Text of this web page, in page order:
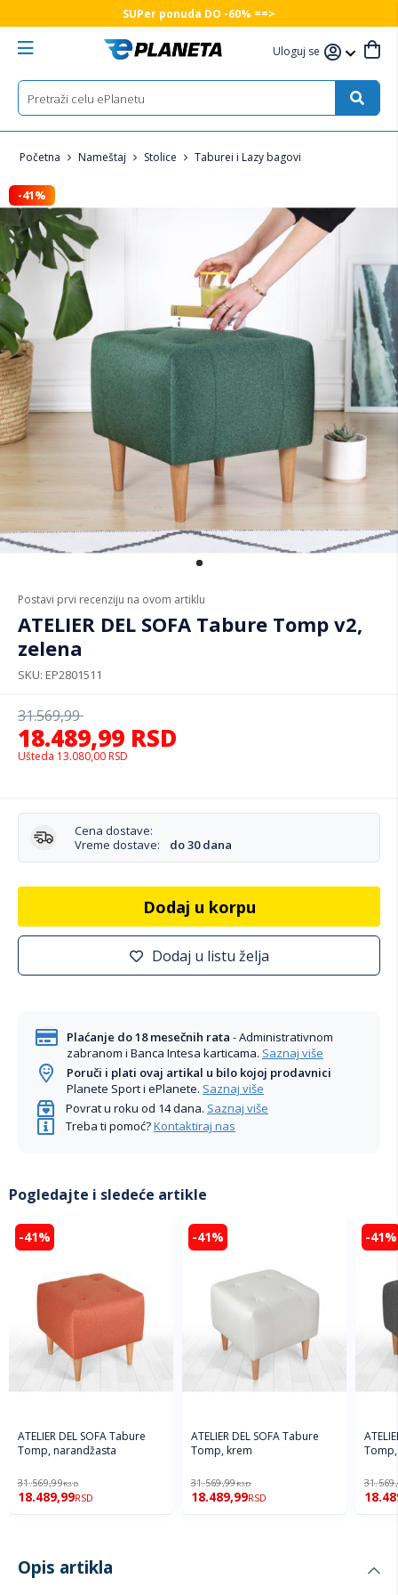
SUPer ponuda DO -60% ==>
Uloguj se
Početna Nameštaj Stolice Taburei i Lazy bagovi
Postavi prvi recenziju na ovom artiklu
ATELIER DEL SOFA Tabure Tomp v2,
zelena
SKU EP2801511
18.489,99 RSD
31.569,99
Ušteda 13.080,00 RSD
Cena dostave:
Vreme dostave:
do 30 dana
Dodaj u korpu
Dodaj u listu želja
Plaćanje do 18 mesečnih rata - Administrativnom
zabranom i Banca Intesa karticama. Saznaj više
Poruči i plati ovaj artikal u bilo kojoj prodavnici
Planete Sport i ePlanete. Saznaj više
Povrat u roku od 14 dana. Saznaj više
Treba ti pomoć?Kontaktiraj nas
-41%
Pogledajte i sledeće artikle
-41%
ATELIER DEL SOFA Tabure
Tomp, narandžasta
31.569,99RSD
18.489,99RSD
-41%
ATELIER DEL SOFA Tabure
Tomp, krem
31.569,99RSD
18.489,99RSD
-41%
Opis artikla